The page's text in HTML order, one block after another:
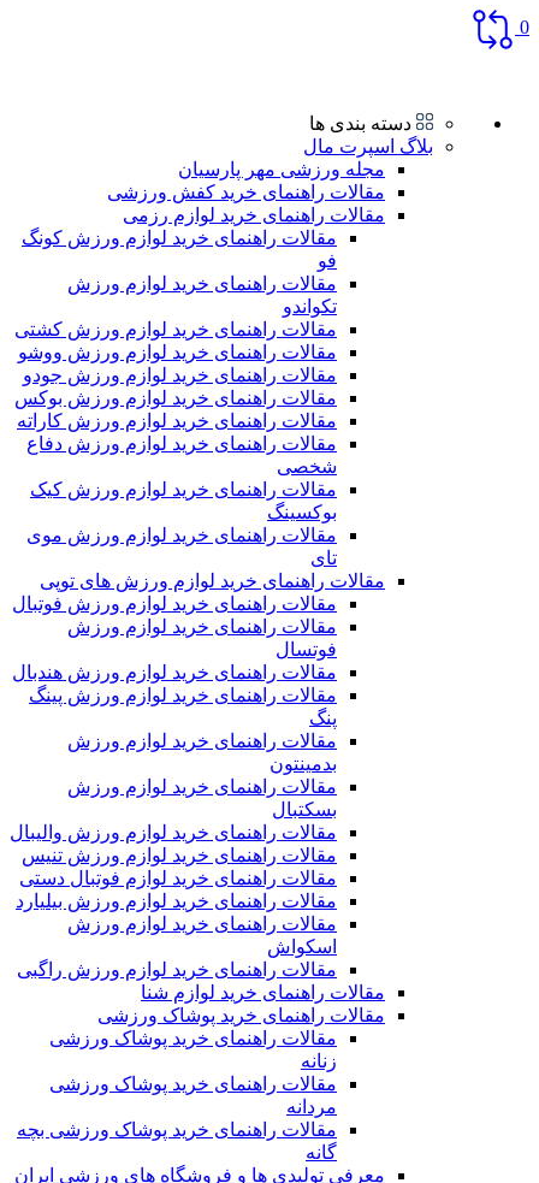
0
دسته بندی ها
بلاگ اسپرت مال
مجله ورزشی مهر پارسیان
مقالات راهنمای خرید کفش ورزشی
مقالات راهنمای خرید لوازم رزمی
مقالات راهنمای خرید لوازم ورزش کونگ
فو
مقالات راهنمای خرید لوازم ورزش
تکواندو
مقالات راهنمای خرید لوازم ورزش کشتی
مقالات راهنمای خرید لوازم ورزش ووشو
مقالات راهنمای خرید لوازم ورزش جودو
مقالات راهنمای خرید لوازم ورزش بوکس
مقالات راهنمای خرید لوازم ورزش کاراته
مقالات راهنمای خرید لوازم ورزش دفاع
شخصی
مقالات راهنمای خرید لوازم ورزش کیک
بوکسینگ
مقالات راهنمای خرید لوازم ورزش موی
تای
مقالات راهنمای خرید لوازم ورزش های توپی
مقالات راهنمای خرید لوازم ورزش فوتبال
مقالات راهنمای خرید لوازم ورزش
فوتسال
مقالات راهنمای خرید لوازم ورزش هندبال
مقالات راهنمای خرید لوازم ورزش پینگ
پنگ
مقالات راهنمای خرید لوازم ورزش
بدمینتون
مقالات راهنمای خرید لوازم ورزش
بسکتبال
مقالات راهنمای خرید لوازم ورزش والیبال
مقالات راهنمای خرید لوازم ورزش تنیس
مقالات راهنمای خرید لوازم فوتبال دستی
مقالات راهنمای خرید لوازم ورزش بیلیارد
مقالات راهنمای خرید لوازم ورزش
اسکواش
مقالات راهنمای خرید لوازم ورزش راگبی
مقالات راهنمای خرید لوازم شنا
مقالات راهنمای خرید پوشاک ورزشی
مقالات راهنمای خرید پوشاک ورزشی
زنانه
مقالات راهنمای خرید پوشاک ورزشی
مردانه
مقالات راهنمای خرید پوشاک ورزشی بچه
گانه
معرفی تولیدی ها و فروشگاه های ورزشی ایران